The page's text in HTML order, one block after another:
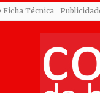
Ficha Técnica